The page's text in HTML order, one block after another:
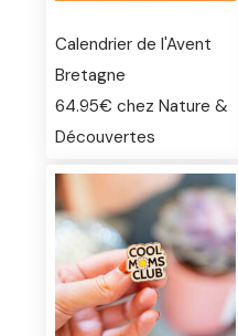
Calendrier de l'Avent
Bretagne
64.95€ chez Nature &
Découvertes